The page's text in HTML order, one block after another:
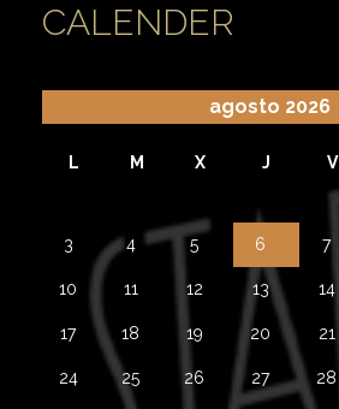
CALENDER
agosto 2026
L M X J V
3 4 5 6 7
10 11 12 13 14
17 18 19 20 21
24 25 26 27 28